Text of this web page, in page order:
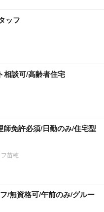
ッフ
相談可/高齢者住宅
師免許必須/日勤のみ/住宅型
苗穂
/無資格可/午前のみ/グルー